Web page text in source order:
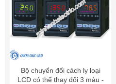
Bộ chuyển đổi cách ly loại
LCD có thể thay đổi 3 màu -